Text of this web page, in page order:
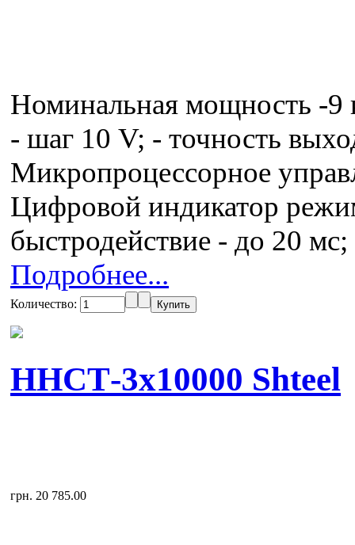
Номинальная мощность -9
- шаг 10 V; - точность
Микропроцессорное
Цифровой индикатор
быстродействие - до 20
Подробнее...
Количество:
ННСТ-3x10000 Shteel
грн. 20 785.00